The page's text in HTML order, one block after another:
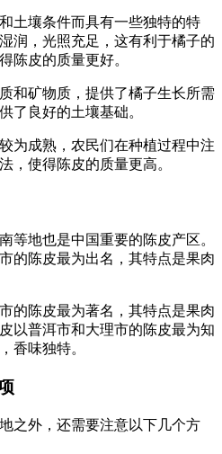
土壤条件而具有一些独特的特
润，光照充足，这有利于橘子的
陈皮的质量更好。
和矿物质，提供了橘子生长所需
了良好的土壤基础。
为成熟，农民们在种植过程中注
，使得陈皮的质量更高。
等地也是中国重要的陈皮产区。
的陈皮最为出名，其特点是果肉
的陈皮最为著名，其特点是果肉
以普洱市和大理市的陈皮最为知
香味独特。
之外，还需要注意以下几个方